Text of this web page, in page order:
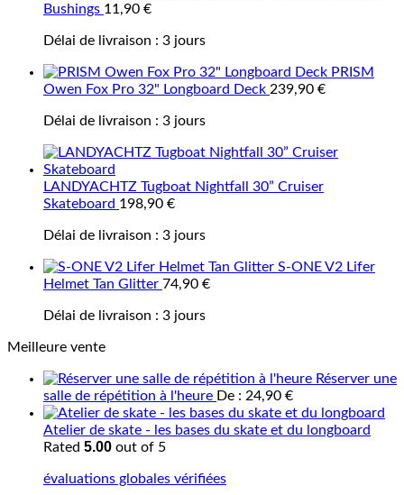
Bushings 11,90 €
Délai de livraison : 3 jours
PRISM
Owen Fox Pro 32" Longboard Deck 239,90 €
Délai de livraison : 3 jours
LANDYACHTZ Tugboat Nightfall 30” Cruiser
Skateboard 198,90 €
Délai de livraison : 3 jours
S-ONE V2 Lifer
Helmet Tan Glitter 74,90 €
Délai de livraison : 3 jours
Meilleure vente
Réserver une
salle de répétition à l'heure De : 24,90 €
Atelier de skate - les bases du skate et du longboard
Rated 5.00 out of 5
évaluations globales vérifiées